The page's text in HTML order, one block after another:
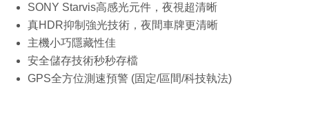
SONY Starvis高感光元件，夜視超清晰
真HDR抑制強光技術，夜間車牌更清晰
主機小巧隱藏性佳
安全儲存技術秒秒存檔
GPS全方位測速預警 (固定/區間/科技執法)